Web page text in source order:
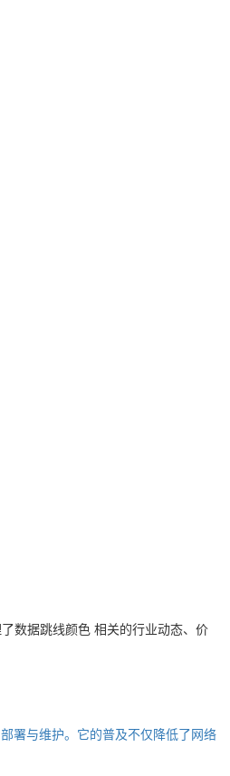
数据跳线颜色 相关的行业动态、价
署与维护。它的普及不仅降低了网络